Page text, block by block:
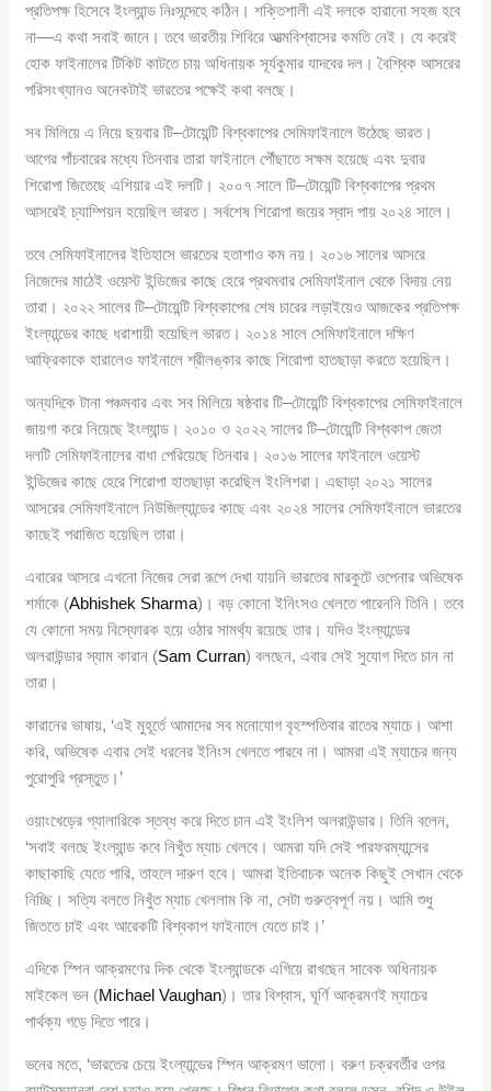
প্রতিপক্ষ হিসেবে ইংল্যান্ড নিঃসন্দেহে কঠিন। শক্তিশালী এই দলকে হারানো সহজ হবে
না—এ কথা সবাই জানে। তবে ভারতীয় শিবিরে আত্মবিশ্বাসের কমতি নেই। যে করেই
হোক ফাইনালের টিকিট কাটতে চায় অধিনায়ক সূর্যকুমার যাদবের দল। বৈশ্বিক আসরের
পরিসংখ্যানও অনেকটাই ভারতের পক্ষেই কথা বলছে।
সব মিলিয়ে এ নিয়ে ছয়বার টি–টোয়েন্টি বিশ্বকাপের সেমিফাইনালে উঠেছে ভারত।
আগের পাঁচবারের মধ্যে তিনবার তারা ফাইনালে পৌঁছাতে সক্ষম হয়েছে এবং দুবার
শিরোপা জিতেছে এশিয়ার এই দলটি। ২০০৭ সালে টি–টোয়েন্টি বিশ্বকাপের প্রথম
আসরেই চ্যাম্পিয়ন হয়েছিল ভারত। সর্বশেষ শিরোপা জয়ের স্বাদ পায় ২০২৪ সালে।
তবে সেমিফাইনালের ইতিহাসে ভারতের হতাশাও কম নয়। ২০১৬ সালের আসরে
নিজেদের মাঠেই ওয়েস্ট ইন্ডিজের কাছে হেরে প্রথমবার সেমিফাইনাল থেকে বিদায় নেয়
তারা। ২০২২ সালের টি–টোয়েন্টি বিশ্বকাপের শেষ চারের লড়াইয়েও আজকের প্রতিপক্ষ
ইংল্যান্ডের কাছে ধরাশায়ী হয়েছিল ভারত। ২০১৪ সালে সেমিফাইনালে দক্ষিণ
আফ্রিকাকে হারালেও ফাইনালে শ্রীলঙ্কার কাছে শিরোপা হাতছাড়া করতে হয়েছিল।
অন্যদিকে টানা পঞ্চমবার এবং সব মিলিয়ে ষষ্ঠবার টি–টোয়েন্টি বিশ্বকাপের সেমিফাইনালে
জায়গা করে নিয়েছে ইংল্যান্ড। ২০১০ ও ২০২২ সালের টি–টোয়েন্টি বিশ্বকাপ জেতা
দলটি সেমিফাইনালের বাধা পেরিয়েছে তিনবার। ২০১৬ সালের ফাইনালে ওয়েস্ট
ইন্ডিজের কাছে হেরে শিরোপা হাতছাড়া করেছিল ইংলিশরা। এছাড়া ২০২১ সালের
আসরের সেমিফাইনালে নিউজিল্যান্ডের কাছে এবং ২০২৪ সালের সেমিফাইনালে ভারতের
কাছেই পরাজিত হয়েছিল তারা।
এবারের আসরে এখনো নিজের সেরা রূপে দেখা যায়নি ভারতের মারকুটে ওপেনার অভিষেক
শর্মাকে (Abhishek Sharma)। বড় কোনো ইনিংসও খেলতে পারেননি তিনি। তবে
যে কোনো সময় বিস্ফোরক হয়ে ওঠার সামর্থ্য রয়েছে তার। যদিও ইংল্যান্ডের
অলরাউন্ডার স্যাম কারান (Sam Curran) বলছেন, এবার সেই সুযোগ দিতে চান না
তারা।
কারানের ভাষায়, ‘এই মুহূর্তে আমাদের সব মনোযোগ বৃহস্পতিবার রাতের ম্যাচে। আশা
করি, অভিষেক এবার সেই ধরনের ইনিংস খেলতে পারবে না। আমরা এই ম্যাচের জন্য
পুরোপুরি প্রস্তুত।’
ওয়াংখেড়ের গ্যালারিকে স্তব্ধ করে দিতে চান এই ইংলিশ অলরাউন্ডার। তিনি বলেন,
‘সবাই বলছে ইংল্যান্ড কবে নিখুঁত ম্যাচ খেলবে। আমরা যদি সেই পারফরম্যান্সের
কাছাকাছি যেতে পারি, তাহলে দারুণ হবে। আমরা ইতিবাচক অনেক কিছুই সেখান থেকে
নিচ্ছি। সত্যি বলতে নিখুঁত ম্যাচ খেললাম কি না, সেটা গুরুত্বপূর্ণ নয়। আমি শুধু
জিততে চাই এবং আরেকটি বিশ্বকাপ ফাইনালে যেতে চাই।’
এদিকে স্পিন আক্রমণের দিক থেকে ইংল্যান্ডকে এগিয়ে রাখছেন সাবেক অধিনায়ক
মাইকেল ভন (Michael Vaughan)। তার বিশ্বাস, ঘূর্ণি আক্রমণই ম্যাচের
পার্থক্য গড়ে দিতে পারে।
ভনের মতে, ‘ভারতের চেয়ে ইংল্যান্ডের স্পিন আক্রমণ ভালো। বরুণ চক্রবর্তীর ওপর